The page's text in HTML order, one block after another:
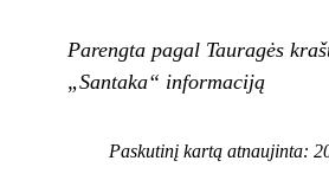
Parengta pagal Tauragės
„Santaka“ informaciją
Paskutinį kartą atnaujinta: